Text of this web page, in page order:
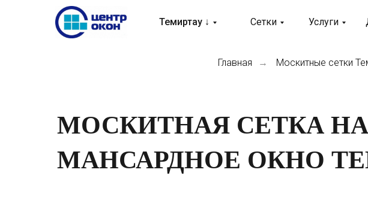
Услуги
Темиртау ↓ Сетки
Главная → Москитные сетки
МОСКИТНАЯ СЕТКА НА
МАНСАРДНОЕ ОКНО